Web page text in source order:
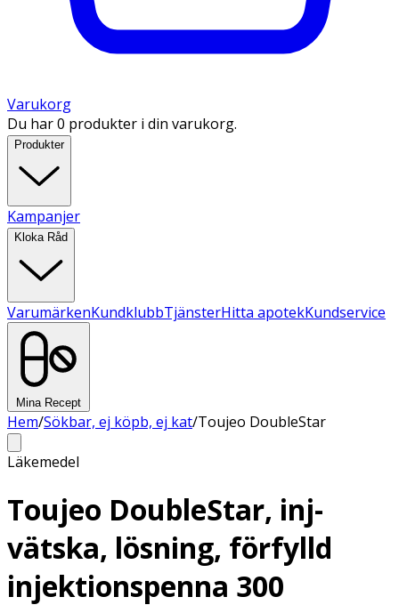
Varukorg
Du har 0 produkter i din varukorg.
Produkter
Kampanjer
Kloka Råd
VarumärkenKundklubbTjänsterHitta apotekKundservice
Mina Recept
Hem/Sökbar, ej köpb, ej kat/Toujeo DoubleStar
Läkemedel
Toujeo DoubleStar, inj-
vätska, lösning, förfylld
injektionspenna 300